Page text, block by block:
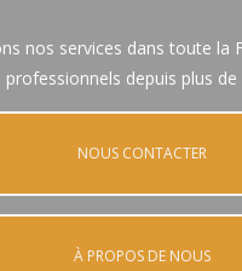
nos services dans toute la
professionnels depuis plus de
NOUS CONTACTER
À PROPOS DE NOUS